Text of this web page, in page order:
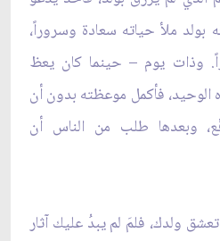
بولد ملأ حياته سعادة وسروراً،
وذات يوم – حينما كان يعظ
الوحيد، فأكمل موعظته بدون أن
وبعدها طلب من الناس أن
ولدك، فلمَ لم يبدُ عليك آثار